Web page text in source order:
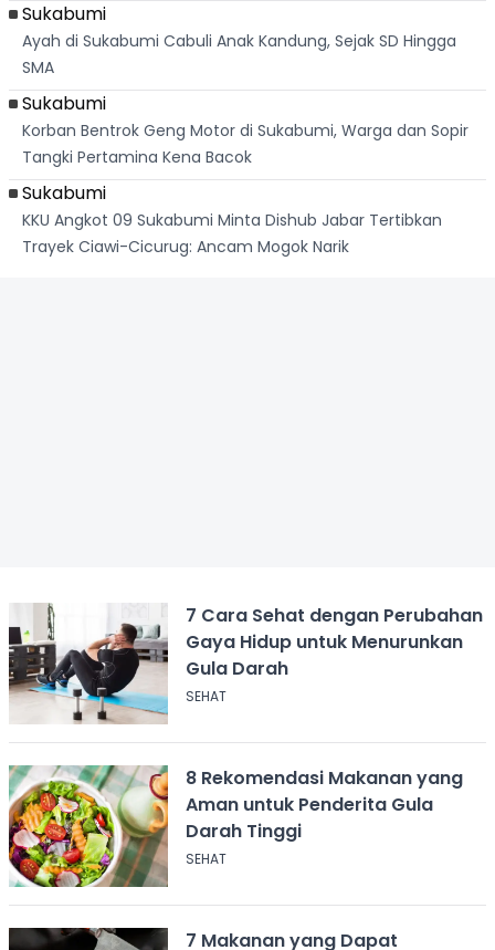
Sukabumi
Ayah di Sukabumi Cabuli Anak Kandung, Sejak SD Hingga
SMA
Sukabumi
Korban Bentrok Geng Motor di Sukabumi, Warga dan Sopir
Tangki Pertamina Kena Bacok
Sukabumi
KKU Angkot 09 Sukabumi Minta Dishub Jabar Tertibkan
Trayek Ciawi-Cicurug: Ancam Mogok Narik
7 Cara Sehat dengan Perubahan
Gaya Hidup untuk Menurunkan
Gula Darah
SEHAT
8 Rekomendasi Makanan yang
Aman untuk Penderita Gula
Darah Tinggi
SEHAT
7 Makanan yang Dapat